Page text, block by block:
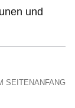
und
SEITENANFANG